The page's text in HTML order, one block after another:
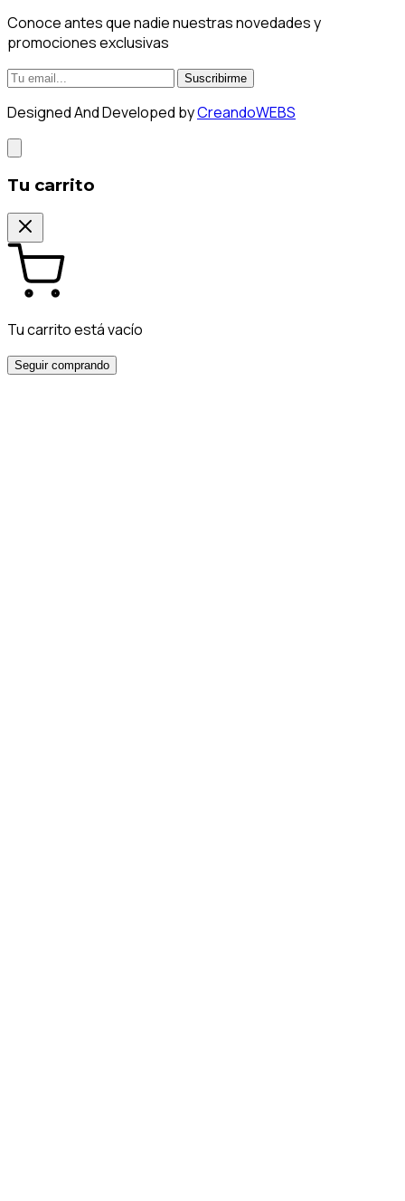
Conoce antes que nadie nuestras novedades y
promociones exclusivas
Suscribirme
Designed And Developed byCreandoWEBS
Tu carrito
Tu carrito está vacío
Seguir comprando